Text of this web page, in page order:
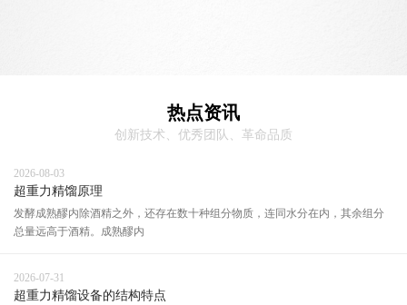
热点资讯
创新技术、优秀团队、革命品质
2026-08-03
超重力精馏原理
发酵成熟醪内除酒精之外，还存在数十种组分物质，连同水分在内，其余组分
总量远高于酒精。成熟醪内
2026-07-31
超重力精馏设备的结构特点